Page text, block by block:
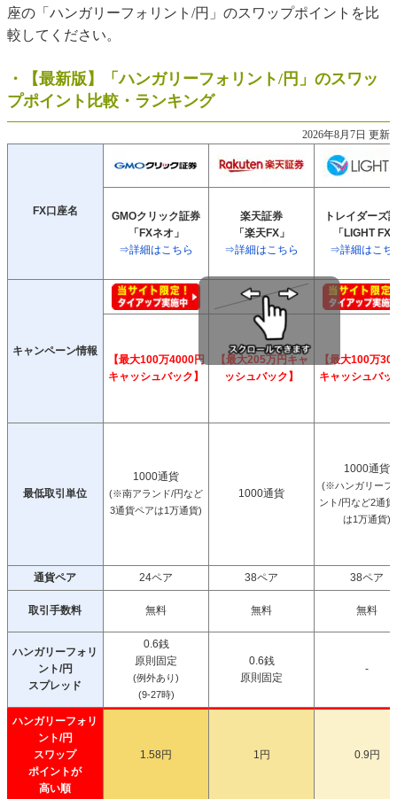
座の「ハンガリーフォリント/円」のスワップポイントを比
較してください。
・【最新版】「ハンガリーフォリント/円」のスワッ
プポイント比較・ランキング
2026年8月7日 更新
FX口座名
GMOクリック証券
「FXネオ」
⇒詳細はこちら
楽天証券
「楽天FX」
⇒詳細はこちら
トレイダーズ
「LIGHT FX
⇒詳細はこち
キャンペーン情報
【最大100万4000円
キャッシュバック】
【最大205万円キャ
ッシュバック】
【最大100万
キャッシュバッ
最低取引単位
1000通貨
(※南アランド/円など
3通貨ペアは1万通貨)
1000通貨
1000通貨
(※ハンガリーフ
ント/円など2通
は1万通貨)
通貨ペア 24ペア 38ペア 38ペア
取引手数料 無料 無料 無料
ハンガリーフォリ
ント/円
スプレッド
0.6銭
原則固定
(例外あり)
(9-27時)
0.6銭
原則固定
-
ハンガリーフォリ
ント/円
スワップ
ポイントが
高い順
1.58円 1円 0.9円